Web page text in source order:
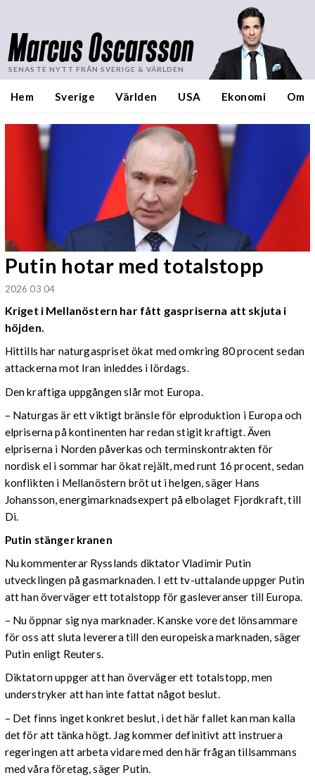
Marcus Oscarsson
SENASTE NYTT FRÅN SVERIGE & VÄRLDEN
Hem Sverige Världen USA Ekonomi Om
Putin hotar med totalstopp
2026 03 04
Kriget i Mellanöstern har fått gaspriserna att skjuta i
höjden.
Hittills har naturgaspriset ökat med omkring 80 procent sedan
attackerna mot Iran inleddes i lördags.
Den kraftiga uppgången slår mot Europa.
– Naturgas är ett viktigt bränsle för elproduktion i Europa och
elpriserna på kontinenten har redan stigit kraftigt. Även
elpriserna i Norden påverkas och terminskontrakten för
nordisk el i sommar har ökat rejält, med runt 16 procent, sedan
konflikten i Mellanöstern bröt ut i helgen, säger Hans
Johansson, energimarknadsexpert på elbolaget Fjordkraft, till
Di.
Putin stänger kranen
Nu kommenterar Rysslands diktator Vladimir Putin
utvecklingen på gasmarknaden. I ett tv-uttalande uppger Putin
att han överväger ett totalstopp för gasleveranser till Europa.
– Nu öppnar sig nya marknader. Kanske vore det lönsammare
för oss att sluta leverera till den europeiska marknaden, säger
Putin enligt Reuters.
Diktatorn uppger att han överväger ett totalstopp, men
understryker att han inte fattat något beslut.
– Det finns inget konkret beslut, i det här fallet kan man kalla
det för att tänka högt. Jag kommer definitivt att instruera
regeringen att arbeta vidare med den här frågan tillsammans
med våra företag, säger Putin.